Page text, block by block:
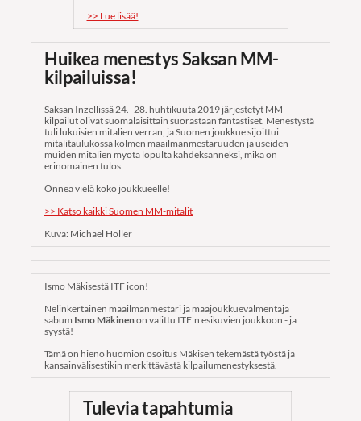
>> Lue lisää!
Huikea menestys Saksan MM-
kilpailuissa!
Saksan Inzellissä 24.–28. huhtikuuta 2019 järjestetyt MM-
kilpailut olivat suomalaisittain suorastaan fantastiset. Menestystä
tuli lukuisien mitalien verran, ja Suomen joukkue sijoittui
mitalitaulukossa kolmen maailmanmestaruuden ja useiden
muiden mitalien myötä lopulta kahdeksanneksi, mikä on
erinomainen tulos.
Onnea vielä koko joukkueelle!
>> Katso kaikki Suomen MM-mitalit
Kuva: Michael Holler
Ismo Mäkisestä ITF icon!
Nelinkertainen maailmanmestari ja maajoukkuevalmentaja
sabum Ismo Mäkinenon valittu ITF:n esikuvien joukkoon - ja
syystä!
Tämä on hieno huomion osoitus Mäkisen tekemästä työstä ja
kansainvälisestikin merkittävästä kilpailumenestyksestä.
Tulevia tapahtumia